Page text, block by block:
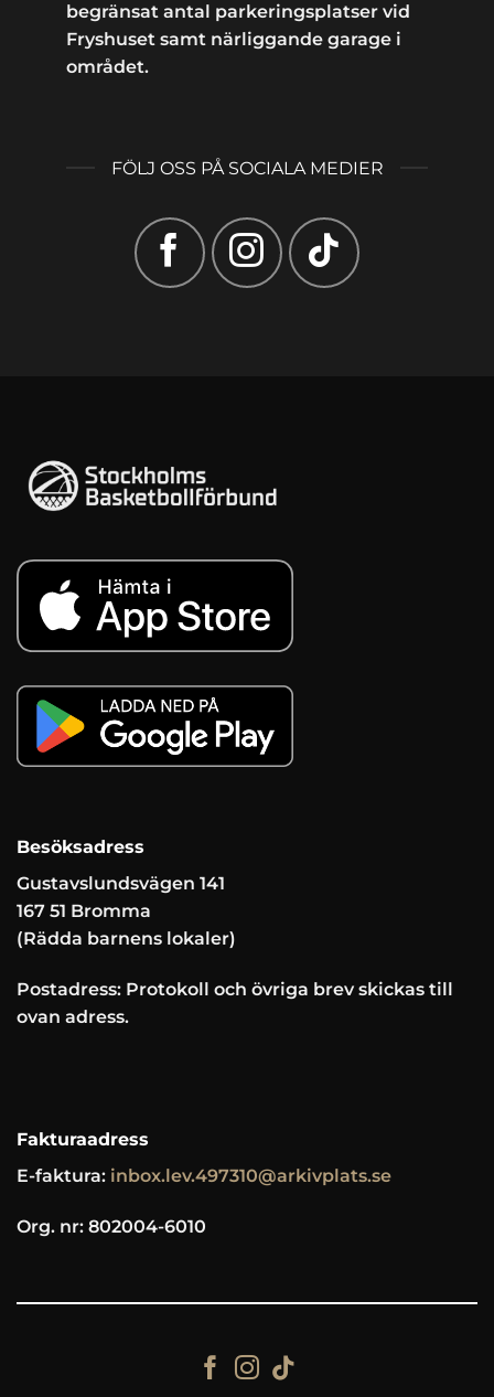
begränsat antal parkeringsplatser vid
Fryshuset samt närliggande garage i
området.
FÖLJ OSS PÅ SOCIALA MEDIER
Besöksadress
Gustavslundsvägen 141
167 51 Bromma
(Rädda barnens lokaler)
Postadress: Protokoll och övriga brev skickas till
ovan adress.
Fakturaadress
E-faktura: inbox.lev.497310@arkivplats.se
Org. nr: 802004-6010